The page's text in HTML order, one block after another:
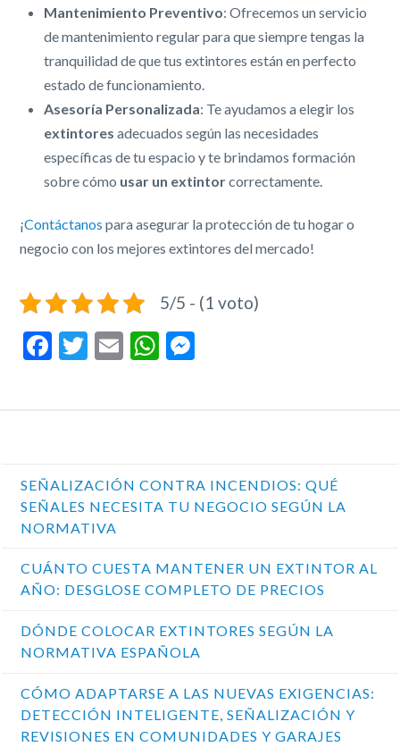
Mantenimiento Preventivo: Ofrecemos un servicio
de mantenimiento regular para que siempre tengas la
tranquilidad de que tus extintores están en perfecto
estado de funcionamiento.
Asesoría Personalizada: Te ayudamos a elegir los
extintores adecuados según las necesidades
específicas de tu espacio y te brindamos formación
sobre cómo usar un extintorcorrectamente.
¡Contáctanos para asegurar la protección de tu hogar o
negocio con los mejores extintores del mercado!
5/5 - (1 voto)
Facebook
Twitter
EmailWhatsApp
SEÑALIZACIÓN CONTRA INCENDIOS: QUÉ
SEÑALES NECESITA TU NEGOCIO SEGÚN LA
NORMATIVA
CUÁNTO CUESTA MANTENER UN EXTINTOR AL
AÑO: DESGLOSE COMPLETO DE PRECIOS
DÓNDE COLOCAR EXTINTORES SEGÚN LA
NORMATIVA ESPAÑOLA
CÓMO ADAPTARSE A LAS NUEVAS EXIGENCIAS:
DETECCIÓN INTELIGENTE, SEÑALIZACIÓN Y
REVISIONES EN COMUNIDADES Y GARAJES